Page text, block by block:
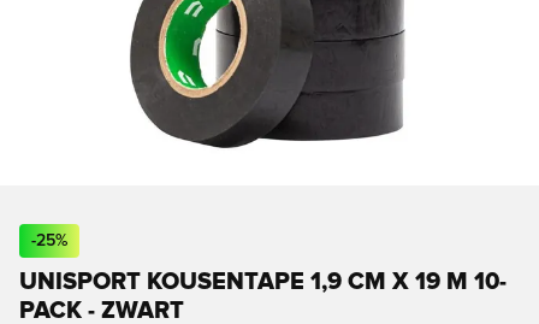
-25%
UNISPORT KOUSENTAPE 1,9 CM X 19 M 10-
PACK - ZWART